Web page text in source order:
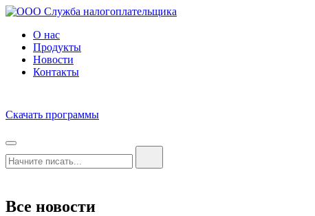
О нас
Продукты
Новости
Контакты
Скачать программы
Все новости